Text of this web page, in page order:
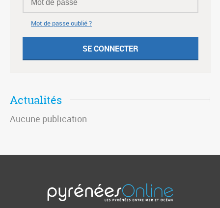
Mot de passe oublié ?
Actualités
Aucune publication